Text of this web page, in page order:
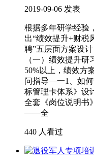
2019-09-06 发表
根据多年研学经验
出“绩效提升+财税
聘”五层面方案设
（一）绩效提升
50%以上，绩效方
问指导—一1、如
标管理卡体系》
全套《岗位说明书
——全
440 人看过